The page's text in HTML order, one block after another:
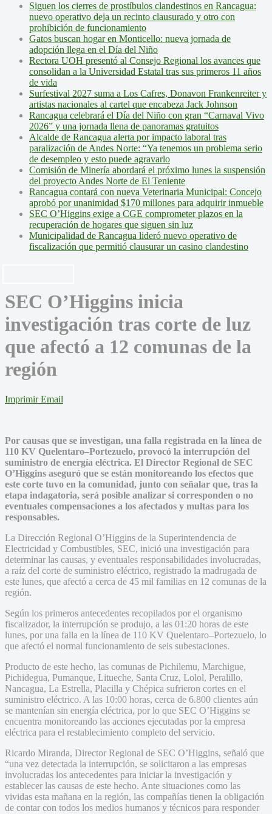
Siguen los cierres de prostíbulos clandestinos en Rancagua:
nuevo operativo deja un recinto clausurado y otro con
prohibición de funcionamiento
Gatos buscan hogar en Monticello: nueva jornada de
adopción llega en el Día del Niño
Rectora UOH presentó al Consejo Regional los avances que
consolidan a la Universidad Estatal tras sus primeros 11 años
de vida
Surfestival 2027 suma a Los Cafres, Donavon Frankenreiter y
artistas nacionales al cartel que encabeza Jack Johnson
Rancagua celebrará el Día del Niño con gran “Carnaval Vivo
2026” y una jornada llena de panoramas gratuitos
Alcalde de Rancagua alerta por impacto laboral tras
paralización de Andes Norte: “Ya tenemos un problema serio
de desempleo y esto puede agravarlo
Comisión de Minería abordará el próximo lunes la suspensión
del proyecto Andes Norte de El Teniente
Rancagua contará con nueva Veterinaria Municipal: Concejo
aprobó por unanimidad $170 millones para adquirir inmueble
SEC O’Higgins exige a CGE comprometer plazos en la
recuperación de hogares que siguen sin luz
Municipalidad de Rancagua lideró nuevo operativo de
fiscalización que permitió clausurar un casino clandestino
SEC O’Higgins inicia
investigación tras corte de luz
que afectó a 12 comunas de la
región
Imprimir Email
Por causas que se investigan, una falla registrada en la línea de
110 KV Quelentaro–Portezuelo, provocó la interrupción del
suministro de energía eléctrica. El Director Regional de SEC
O’Higgins aseguró que se están monitoreando los efectos que
este corte tuvo en la comunidad, junto con señalar que, tras la
etapa indagatoria, será posible analizar si corresponden o no
eventuales compensaciones a los afectados y multas para los
responsables.
La Dirección Regional O’Higgins de la Superintendencia de
Electricidad y Combustibles, SEC, inició una investigación para
determinar las causas, y eventuales responsabilidades involucradas,
a raíz del corte de suministro eléctrico, registrado la madrugada de
este lunes, que afectó a cerca de 45 mil familias en 12 comunas de la
región.
Según los primeros antecedentes recopilados por el organismo
fiscalizador, la interrupción se produjo, a las 01:20 horas de este
lunes, por una falla en la línea de 110 KV Quelentaro–Portezuelo, lo
que afectó el normal funcionamiento de seis subestaciones.
Producto de este hecho, las comunas de Pichilemu, Marchigue,
Pichidegua, Pumanque, Litueche, Santa Cruz, Lolol, Peralillo,
Nancagua, La Estrella, Placilla y Chépica sufrieron cortes en el
suministro eléctrico. A las 10:00 horas, cerca de 6.800 clientes aún
se mantenían sin energía eléctrica, por lo que SEC O’Higgins se
encuentra monitoreando las acciones ejecutadas por la empresa
eléctrica para el restablecimiento completo del servicio.
Ricardo Miranda, Director Regional de SEC O’Higgins, señaló que
“una vez detectada la interrupción, se solicitaron a las empresas
involucradas los antecedentes para iniciar la investigación y
establecer las causas de este hecho. Ante situaciones como las
vividas esta mañana en la región, las compañías tienen la obligación
de contar con todos los medios humanos y técnicos para responder